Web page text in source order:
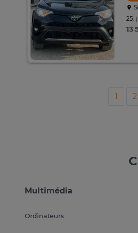
25.
13
1 2
Multimédia
Ordinateurs